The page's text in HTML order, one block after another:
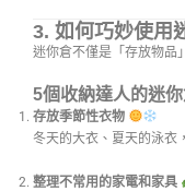
3. 如何巧妙使用
迷你倉不僅是「存放物品
5個收納達人的迷你
存放季節性衣物
冬天的大衣、夏天的泳衣
整理不常用的家電和家具